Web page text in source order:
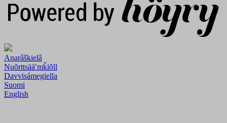
Anarâškielâ
Nuõrttsääʹmǩiõll
Davvisámegiella
Suomi
English